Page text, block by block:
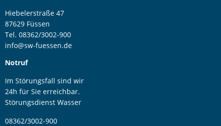
Hiebelerstraße 47
87629 Füssen
Tel. 08362/3002-900
info@sw-fuessen.de
Notruf
Im Störungsfall sind wir
24h für Sie erreichbar.
Störungsdienst Wasser
08362/3002-900